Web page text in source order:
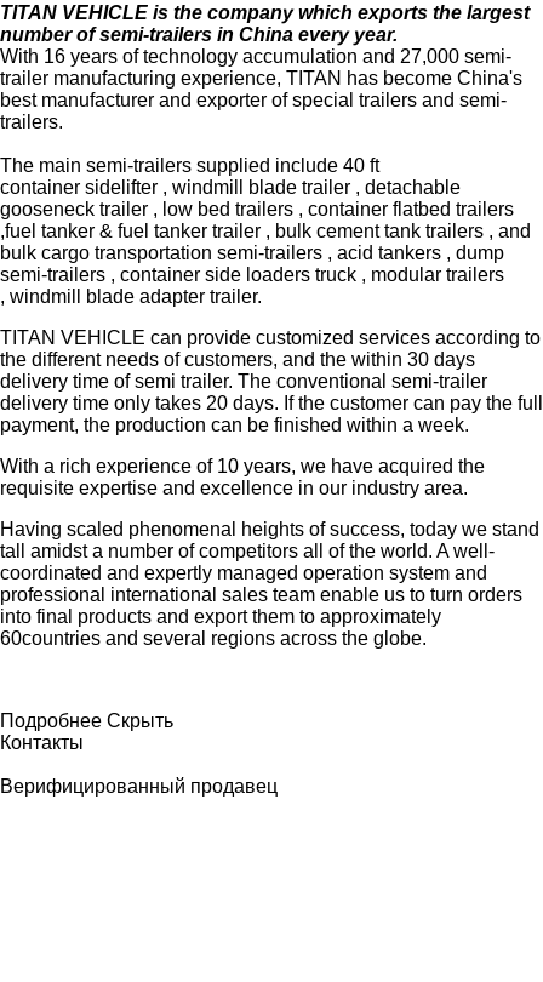
TITAN VEHICLE is the company which exports the largest
number of semi-trailers in China every year.
With 16 years of technology accumulation and 27,000 semi-
trailer manufacturing experience, TITAN has become China's
best manufacturer and exporter of special trailers and semi-
trailers.
The main semi-trailers supplied include 40 ft
container sidelifter , windmill blade trailer , detachable
gooseneck trailer , low bed trailers , container flatbed trailers
,fuel tanker & fuel tanker trailer , bulk cement tank trailers , and
bulk cargo transportation semi-trailers , acid tankers , dump
semi-trailers , container side loaders truck , modular trailers
, windmill blade adapter trailer.
TITAN VEHICLE can provide customized services according to
the different needs of customers, and the within 30 days
delivery time of semi trailer. The conventional semi-trailer
delivery time only takes 20 days. If the customer can pay the full
payment, the production can be finished within a week.
With a rich experience of 10 years, we have acquired the
requisite expertise and excellence in our industry area.
Having scaled phenomenal heights of success, today we stand
tall amidst a number of competitors all of the world. A well-
coordinated and expertly managed operation system and
professional international sales team enable us to turn orders
into final products and export them to approximately
60countries and several regions across the globe.
Подробнее Скрыть
Контакты
Верифицированный продавец